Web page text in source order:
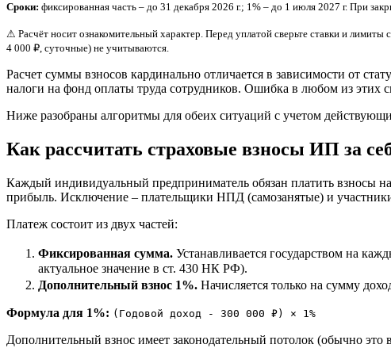
Сроки: фиксированная часть – до 31 декабря 2026 г.; 1% – до 1 июля 2027 г. При
⚠ Расчёт носит ознакомительный характер. Перед уплатой сверьте ставки и
4 000 ₽, суточные) не учитываются.
Расчет суммы взносов кардинально отличается в зависимости от
налоги на фонд оплаты труда сотрудников. Ошибка в любом из
Ниже разобраны алгоритмы для обеих ситуаций с учетом
Как рассчитать страховые взносы ИП за
Каждый индивидуальный предприниматель обязан платить взносы
прибыль. Исключение – плательщики НПД (самозанятые) и
Платеж состоит из двух частей:
Фиксированная сумма. Устанавливается государством на
актуальное значение в ст. 430 НК РФ).
Дополнительный взнос 1%. Начисляется только на сумму
Формула для 1%: (Годовой доход - 300 000 ₽) × 1%
Дополнительный взнос имеет законодательный потолок (обычно